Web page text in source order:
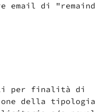
di
per finalità di
della